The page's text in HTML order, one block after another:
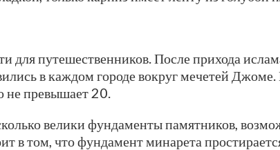
для путешественников. После прихода
в каждом городе вокруг мечетей
не превышает 20.
велики фундаменты памятников,
в том, что фундамент минарета